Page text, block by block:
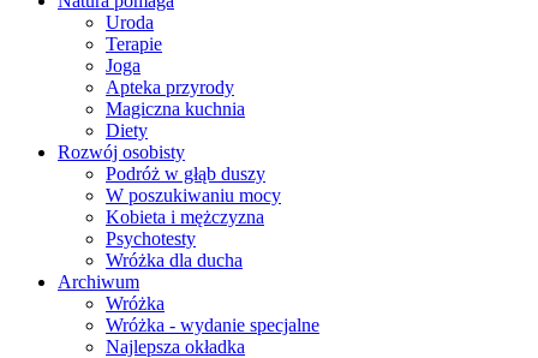
Uroda
Terapie
Joga
Apteka przyrody
Magiczna kuchnia
Diety
Rozwój osobisty
Podróż w głąb duszy
W poszukiwaniu mocy
Kobieta i mężczyzna
Psychotesty
Wróżka dla ducha
Archiwum
Wróżka
Wróżka - wydanie specjalne
Najlepsza okładka